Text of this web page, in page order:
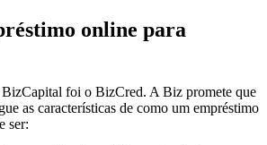
online para
foi o BizCred. A Biz promete que
as características de como um empréstimo
ser: